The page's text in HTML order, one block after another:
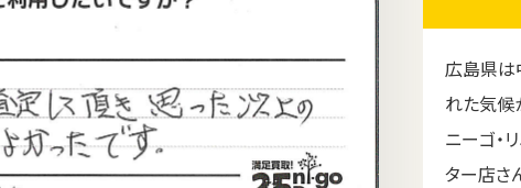
広島県は
れた気候
ニーゴ・
ター店さ